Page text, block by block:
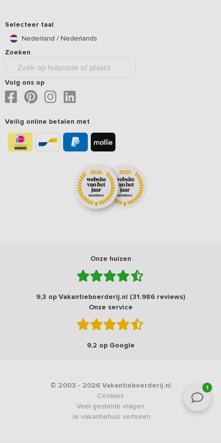
1
Selecteer taal
Nederland / Nederlands
Zoeken
Volg ons op
Veilig online betalen met
Onze huizen
9,3 op Vakantieboerderij.nl (31.986 reviews)
Onze service
9,2 op Google
© 2003 - 2026 Vakantieboerderij.nl
Cookies
Veel gestelde vragen
Je vakantiehuis verhuren